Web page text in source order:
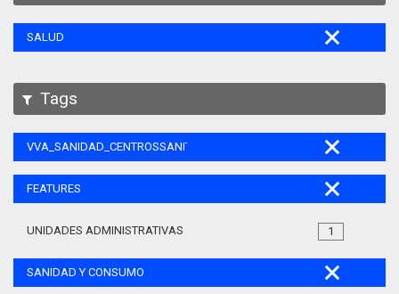
SALUD
Tags
VVA_SANIDAD_CENTROSSANITARIOS_105
FEATURES
1
UNIDADES ADMINISTRATIVAS
SANIDAD Y CONSUMO